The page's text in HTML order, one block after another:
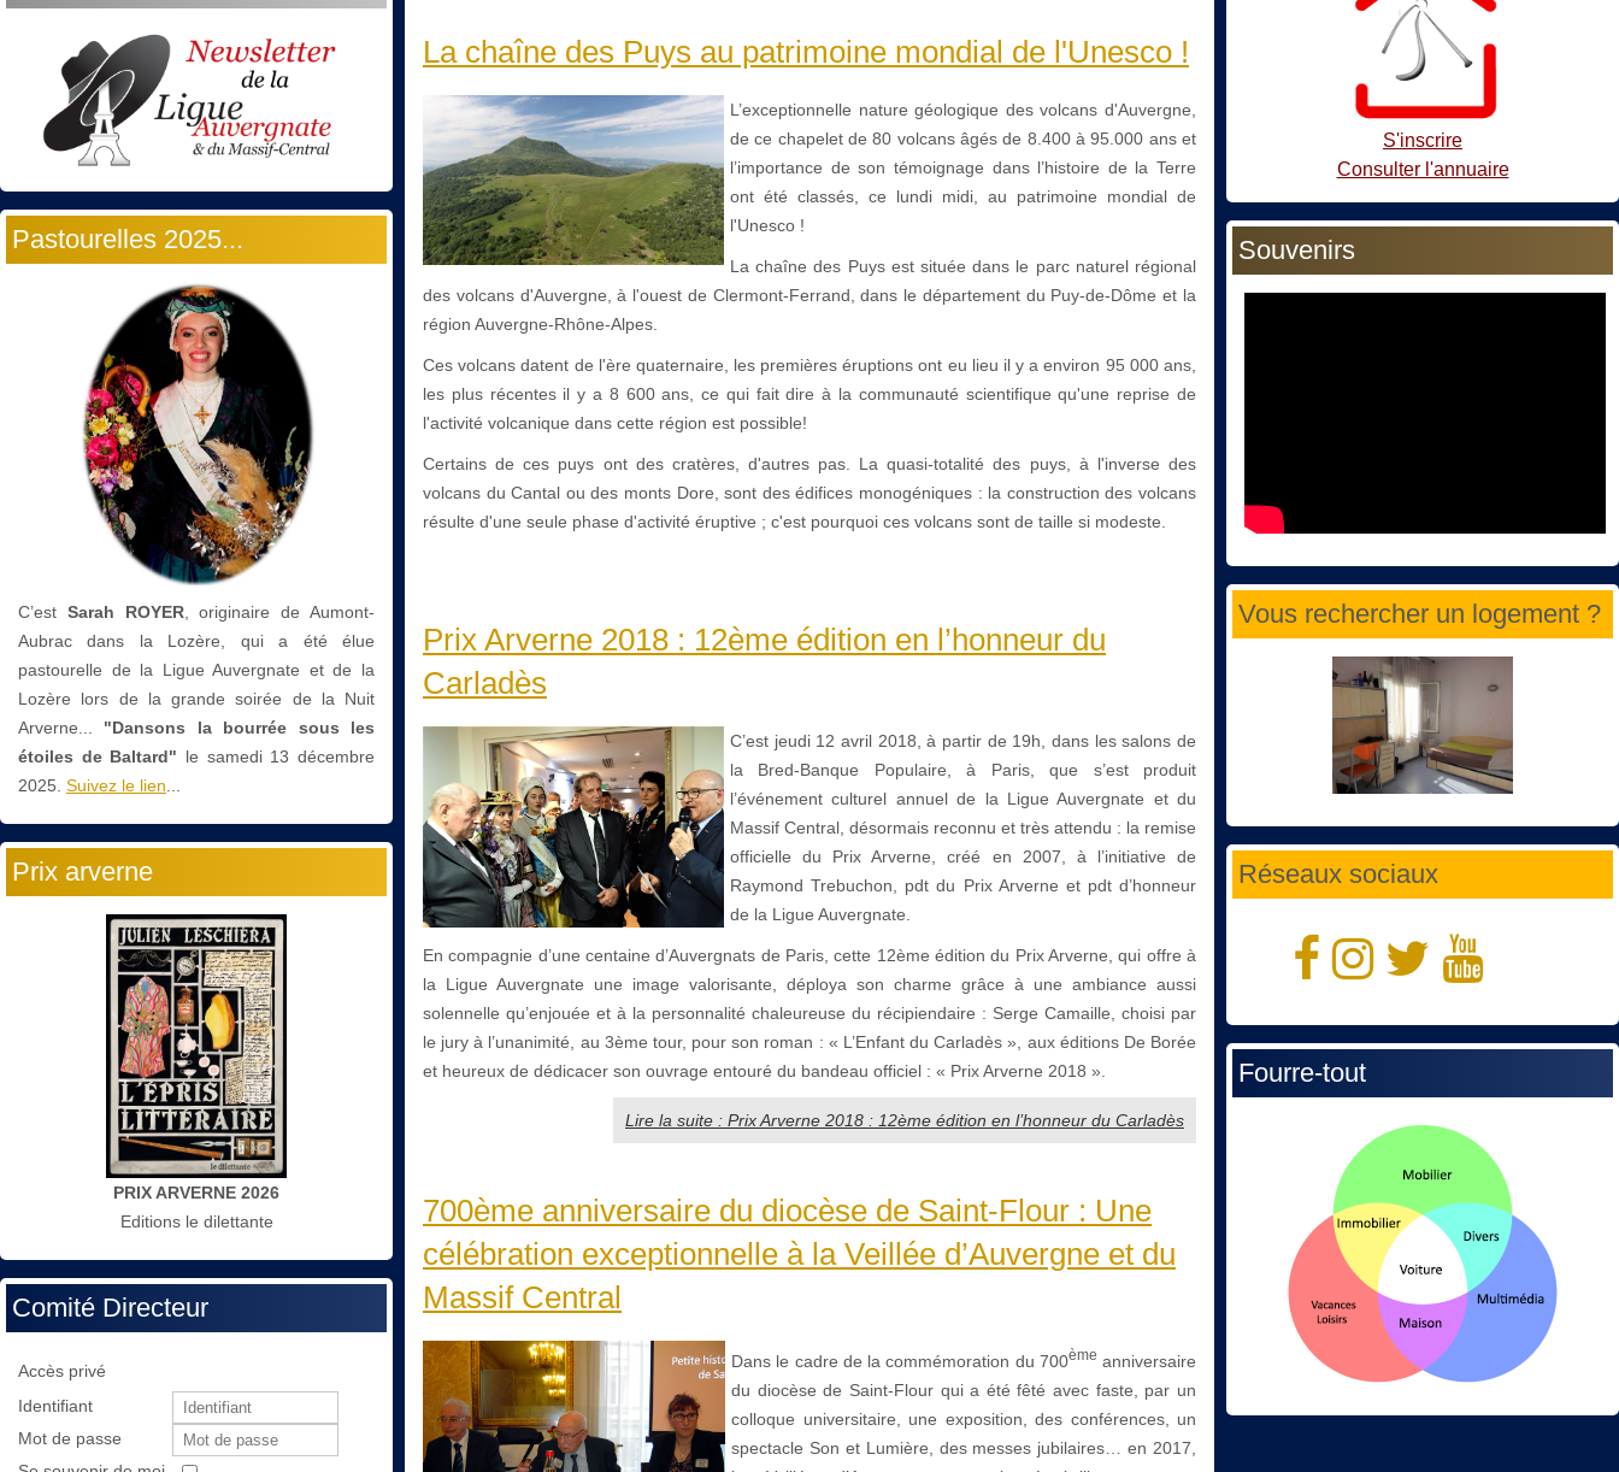
Pastourelles 2025...
C’est Sarah ROYER, originaire de Aumont-
Aubrac dans la Lozère, qui a été élue
pastourelle de la Ligue Auvergnate et de la
Lozère lors de la grande soirée de la Nuit
Arverne...
"Dansons la bourrée sous les
étoiles de Baltard" le samedi 13 décembre
2025. Suivez le lien
Prix arverne
PRIX ARVERNE 2026
Editions le dilettante
Comité Directeur
Accès privé
Identifiant
Mot de passe
La chaîne des Puys au patrimoine mondial de l'Unesco !
L’exceptionnelle nature géologique des volcans d'Auvergne,
de ce chapelet de 80 volcans âgés de 8.400 à 95.000 ans et
l’importance de son témoignage dans l’histoire de la Terre
ont été classés, ce lundi midi, au patrimoine mondial de
l'Unesco !
La chaîne des Puys est située dans le parc naturel régional
des volcans d'Auvergne, à l'ouest de Clermont-Ferrand, dans le département du Puy-de-Dôme et la
région Auvergne-Rhône-Alpes.
Ces volcans datent de l'ère quaternaire, les premières éruptions ont eu lieu il y a environ 95 000 ans,
les plus récentes il y a 8 600 ans, ce qui fait dire à la communauté scientifique qu'une reprise de
l'activité volcanique dans cette région est possible!
Certains de ces puys ont des cratères, d'autres pas. La quasi-totalité des puys, à l'inverse des
volcans du Cantal ou des monts Dore, sont des édifices monogéniques : la construction des volcans
résulte d'une seule phase d'activité éruptive ; c'est pourquoi ces volcans sont de taille si modeste.
Prix Arverne 2018 : 12ème édition en l’honneur du
Carladès
C’est jeudi 12 avril 2018, à partir de 19h, dans les salons de
la Bred-Banque Populaire, à Paris, que s’est produit
l’événement culturel annuel de la Ligue Auvergnate et du
Massif Central, désormais reconnu et très attendu : la remise
officielle du Prix Arverne, créé en 2007, à l’initiative de
Raymond Trebuchon, pdt du Prix Arverne et pdt d’honneur
de la Ligue Auvergnate.
En compagnie d’une centaine d’Auvergnats de Paris, cette 12ème édition du Prix Arverne, qui offre à
la Ligue Auvergnate une image valorisante, déploya son charme grâce à une ambiance aussi
solennelle qu’enjouée et à la personnalité chaleureuse du récipiendaire : Serge Camaille, choisi par
le jury à l’unanimité, au 3ème tour, pour son roman : « L’Enfant du Carladès », aux éditions De Borée
et heureux de dédicacer son ouvrage entouré du bandeau officiel : « Prix Arverne 2018 ».
Lire la suite : Prix Arverne 2018 : 12ème édition en l’honneur du Carladès
700ème anniversaire du diocèse de Saint-Flour : Une
célébration exceptionnelle à la Veillée d’Auvergne et du
Massif Central
Dans le cadre de la commémoration du 700ème anniversaire
du diocèse de Saint-Flour qui a été fêté avec faste, par un
colloque universitaire, une exposition, des conférences, un
spectacle Son et Lumière, des messes jubilaires… en 2017,
S'inscrire
Consulter l'annuaire
Souvenirs
Vous rechercher un logement ?
Réseaux sociaux
Fourre-tout